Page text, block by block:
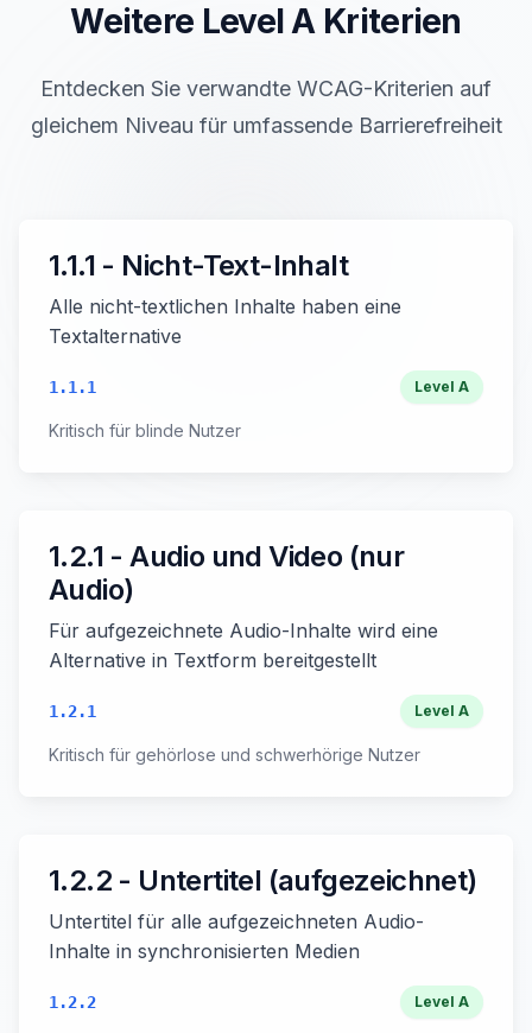
Weitere LevelAKriterien
Entdecken Sie verwandte WCAG-Kriterien auf
gleichem Niveau für umfassende Barrierefreiheit
1.1.1 - Nicht-Text-Inhalt
Alle nicht-textlichen Inhalte haben eine
Textalternative
1.1.1 Level A
Kritisch für blinde Nutzer
1.2.1 - Audio und Video (nur
Audio)
Für aufgezeichnete Audio-Inhalte wird eine
Alternative in Textform bereitgestellt
1.2.1 Level A
Kritisch für gehörlose und schwerhörige Nutzer
1.2.2 - Untertitel (aufgezeichnet)
Untertitel für alle aufgezeichneten Audio-
Inhalte in synchronisierten Medien
1.2.2 Level A